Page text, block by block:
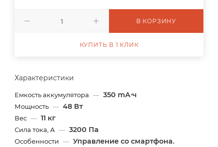
Характеристики
Емкость аккумулятора — 350 mА⋅ч
Мощность — 48 Вт
Вес — 11 кг
Сила тока, А — 3200 Па
Особенности — Управление со смартфона.
В КОРЗИНУ
КУПИТЬ В 1 КЛИК